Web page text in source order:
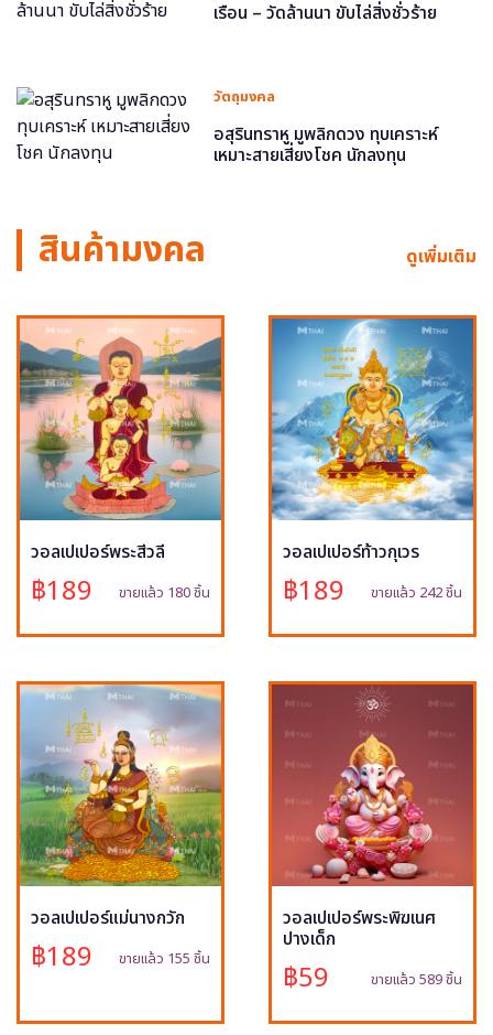
เรือน – วัดล้านนา ขับไล่สิ่งชั่วร้าย
วัตถุมงคล
อสุรินทราหู มูพลิกดวง ทุบเคราะห์
เหมาะสายเสี่ยงโชค นักลงทุน
สินค้ามงคล ดูเพิ่มเติม
วอลเปเปอร์พระสีวลี
฿189 ขายแล้ว 180 ชิ้น
วอลเปเปอร์ท้าวกุเวร
฿189 ขายแล้ว 242 ชิ้น
วอลเปเปอร์แม่นางกวัก
฿189 ขายแล้ว 155 ชิ้น
วอลเปเปอร์พระพิฆเนศ
ปางเด็ก
฿59 ขายแล้ว 589 ชิ้น